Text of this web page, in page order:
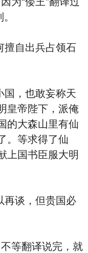
自出兵占领石
，也敢妄称天
皇帝陛下，派俺
的大森山里有仙
。等求得了仙
上国书臣服大明
谈，但贵国必
等翻译说完，就